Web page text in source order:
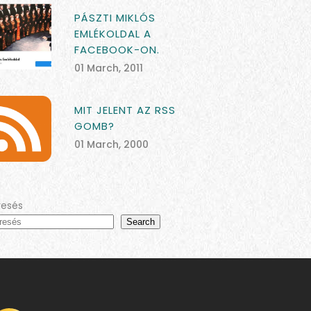
PÁSZTI MIKLÓS
EMLÉKOLDAL A
FACEBOOK-ON.
01 March, 2011
MIT JELENT AZ RSS
GOMB?
01 March, 2000
Search